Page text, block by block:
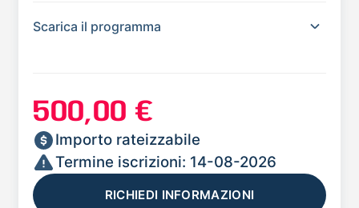
Scarica il programma
500,00 €
Importo rateizzabile
Termine iscrizioni: 14-08-2026
RICHIEDI INFORMAZIONI